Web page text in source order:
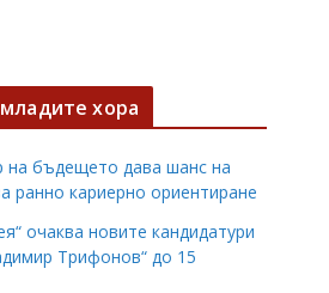
хора
на бъдещето дава шанс на
ранно кариерно ориентиране
очаква новите кандидатури
Трифонов“ до 15